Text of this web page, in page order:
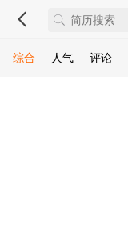
综合 人气 评论